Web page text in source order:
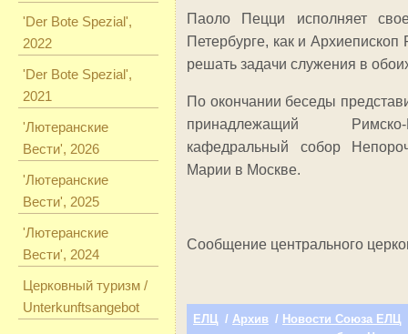
'Der Bote Spezial',
2022
'Der Bote Spezial',
2021
'Лютеранские
Вести', 2026
'Лютеранские
Вести', 2025
'Лютеранские
Вести', 2024
Церковный туризм /
Unterkunftsangebot
Паоло Пецци исполняет
Петербурге, как и
решать задачи служения в
По окончании беседы
принадлежащий Римско-
кафедральный собор
Марии в Москве.
Сообщение центрального
ЕЛЦ / Архив / Новости Союза ЕЛЦ